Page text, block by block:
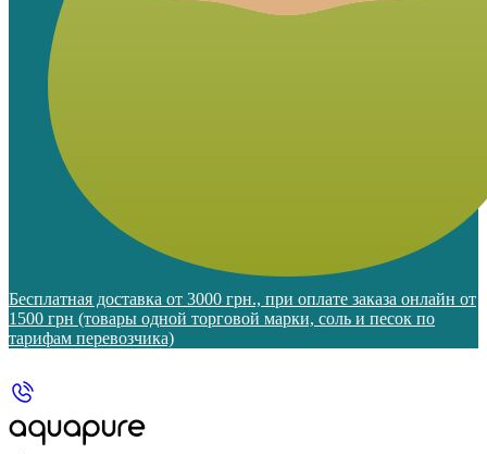
Бесплатная доставка от 3000 грн., при оплате заказа онлайн от
1500 грн (товары одной торговой марки, соль и песок по
тарифам перевозчика)